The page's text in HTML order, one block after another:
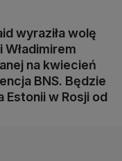
wyraziła wolę
na kwiecień
BNS. Będzie
w Rosji od